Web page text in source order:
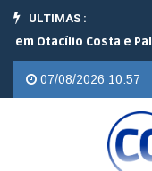
ULTIMAS :
Costa e Palmeira |
07/08/2026 10:57